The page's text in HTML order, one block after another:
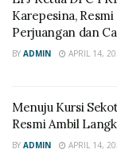
Karepesina,
Perjuangan dan
BY ADMIN APRIL 14,
Menuju Kursi
Resmi Ambil
BY ADMIN APRIL 14,